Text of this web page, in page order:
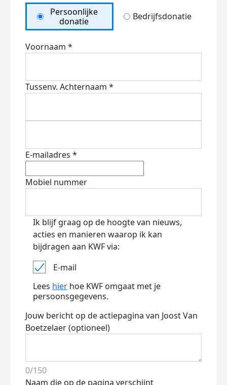
Persoonlijke
donatie
Bedrijfsdonatie
Voornaam *
Tussenv. Achternaam *
E-mailadres *
Mobiel nummer
Ik blijf graag op de hoogte van nieuws,
acties en manieren waarop ik kan
bijdragen aan KWF via:
E-mail
Lees hier hoe KWF omgaat met je
persoonsgegevens.
Jouw bericht op de actiepagina van Joost Van
Boetzelaer (optioneel)
0/150
Naam die op de pagina verschijnt